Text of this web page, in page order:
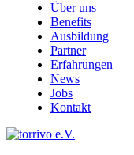
Über uns
Benefits
Ausbildung
Partner
Erfahrungen
News
Jobs
Kontakt